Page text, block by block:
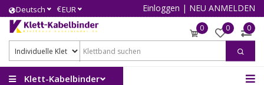
Deutsch €EUR Einloggen | NEU ANMELDEN
0 0 0
Klett-Kabelbinder